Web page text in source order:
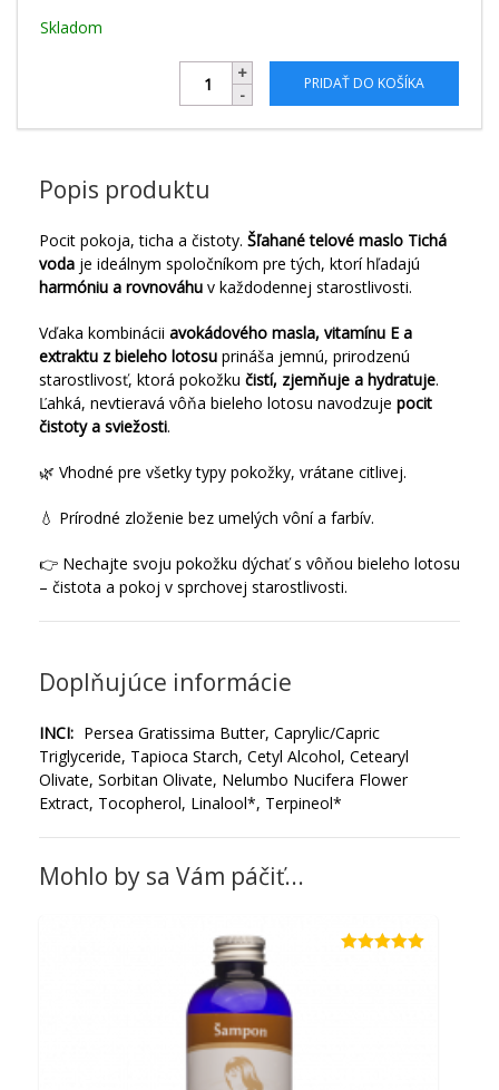
Skladom
PRIDAŤ DO KOŠÍKA
Popis produktu
Pocit pokoja, ticha a čistoty. Šľahané telové maslo Tichá
voda je ideálnym spoločníkom pre tých, ktorí hľadajú
harmóniu a rovnováhu v každodennej starostlivosti.
Vďaka kombinácii avokádového masla, vitamínu E a
extraktu z bieleho lotosu prináša jemnú, prirodzenú
starostlivosť, ktorá pokožku čistí, zjemňuje a hydratuje.
Ľahká, nevtieravá vôňa bieleho lotosu navodzuje pocit
čistoty a sviežosti.
🌿 Vhodné pre všetky typy pokožky, vrátane citlivej.
💧 Prírodné zloženie bez umelých vôní a farbív.
👉 Nechajte svoju pokožku dýchať s vôňou bieleho lotosu
– čistota a pokoj v sprchovej starostlivosti.
Doplňujúce informácie
INCI: Persea Gratissima Butter, Caprylic/Capric
Triglyceride, Tapioca Starch, Cetyl Alcohol, Cetearyl
Olivate, Sorbitan Olivate, Nelumbo Nucifera Flower
Extract, Tocopherol, Linalool*, Terpineol*
Mohlo by sa Vám páčiť...